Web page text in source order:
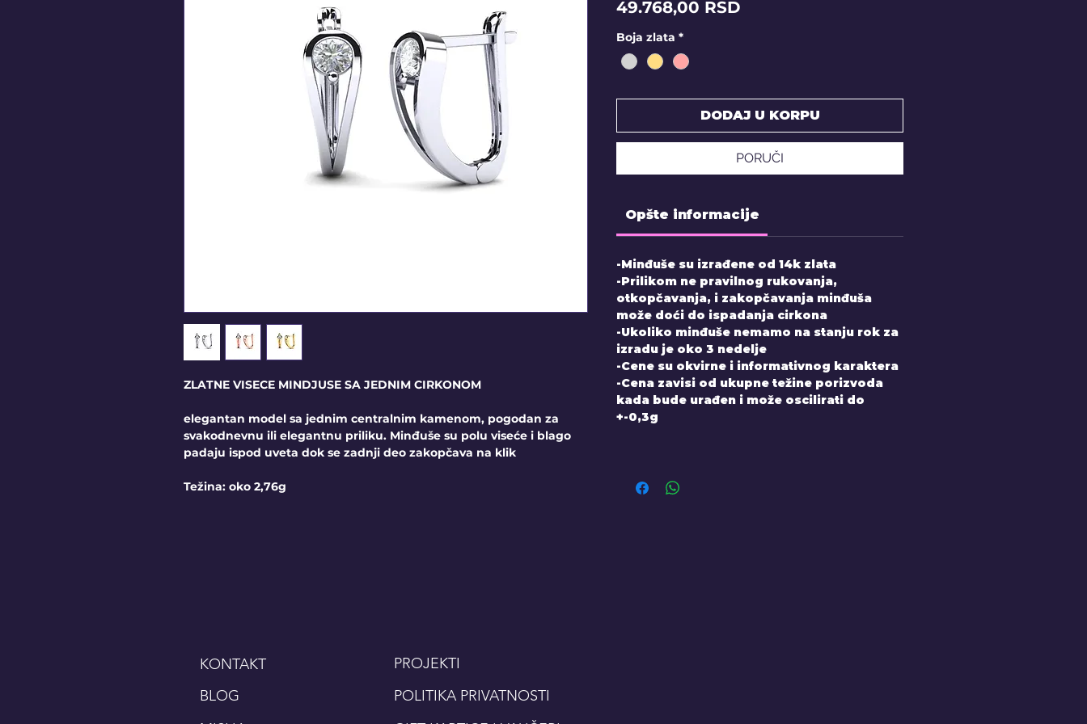
ZLATNE VISECE MINDJUSE SA JEDNIM CIRKONOM
elegantan model sa jednim centralnim kamenom, pogodan za
svakodnevnu ili elegantnu priliku. Minđuše su polu viseće i blago
padaju ispod uveta dok se zadnji deo zakopčava na klik
Težina: oko 2,76g
49.768,00 RSD
Boja zlata *
DODAJ U KORPU
PORUČI
Opšte informacije
-Minđuše su izrađene od 14k zlata
-Prilikom ne pravilnog rukovanja,
otkopčavanja, i zakopčavanja minđuša
može doći do ispadanja cirkona
-Ukoliko minđuše nemamo na stanju rok za
izradu je oko 3 nedelje
-Cene su okvirne i informativnog karaktera
-Cena zavisi od ukupne težine porizvoda
kada bude urađen i može oscilirati do
+-0,3g
KONTAKT
PROJEKTI
BLOG
POLITIKA PRIVATNOSTI